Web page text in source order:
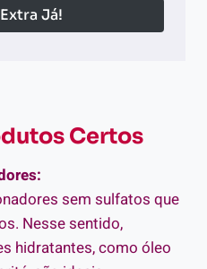
Já!
Certos
sem sulfatos que
Nesse sentido,
hidratantes, como óleo